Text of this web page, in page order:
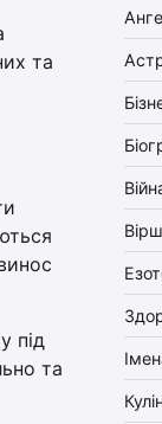
та
під
та